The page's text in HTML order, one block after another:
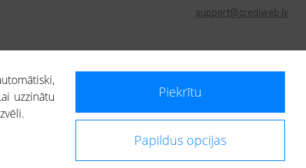
support@crediweb.lv
izmantojot portālā saņemto informāciju, ir atbildīgs par fizisko
uzzinātu
Piekrītu
Papildus opcijas